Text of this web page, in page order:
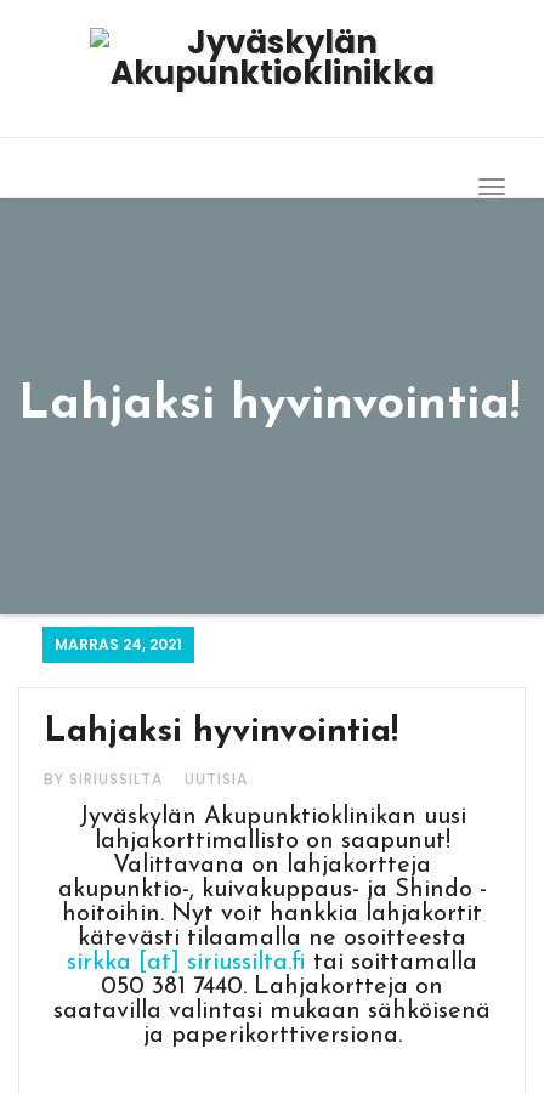
Lahjaksi hyvinvointia!
MARRAS 24, 2021
Lahjaksi hyvinvointia!
BY SIRIUSSILTA UUTISIA
Jyväskylän Akupunktioklinikan uusi
lahjakorttimallisto on saapunut!
Valittavana on lahjakortteja
akupunktio-, kuivakuppaus- ja Shindo -
hoitoihin. Nyt voit hankkia lahjakortit
kätevästi tilaamalla ne osoitteesta
sirkka [at] siriussilta.fi tai soittamalla
050 381 7440. Lahjakortteja on
saatavilla valintasi mukaan sähköisenä
ja paperikorttiversiona.